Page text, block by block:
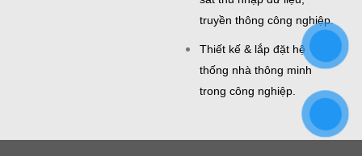
truyền thông công nghiệp.
Thiết kế & lắp đặt hệ
thống nhà thông minh
trong công nghiệp.